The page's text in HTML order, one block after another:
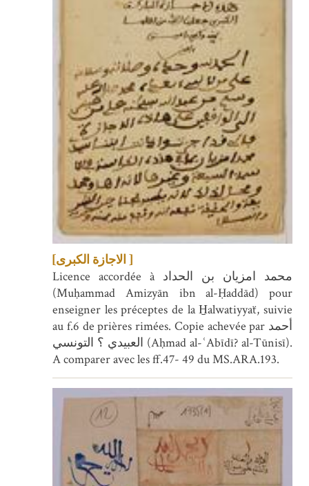
[الاجازة الكبرى ]
Licence accordée à محمد امزيان بن الحداد
(Muḥammad Amizyān ibn al-Ḥaddād) pour
enseigner les préceptes de la H̱alwatiyyaẗ, suivie
au f.6 de prières rimées. Copie achevée par أحمد
العبيدي ؟ التونسي (Aḥmad al-ʿAbīdī? al-Tūnisī).
A comparer avec les ff.47- 49 du MS.ARA.193.